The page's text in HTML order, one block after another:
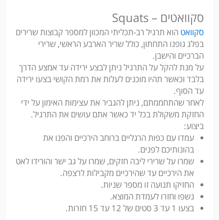
סקוואטים – Squats
סקוואט הוא תרגיל רב-תכליתי המכוון למספר קבוצות שרירים
בפלג גופנו התחתון, כולל שריר הארבע הראשי, שרירי
הברכיים והישבן.
על מנת להקל על התרגיל ניתן לבצע ירידה עד אמצע הדרך
בלבד וכאשר תהיו מוכנים לעלות את רמת הקושי בצעו ירידה
עד הסוף.
לאחר שהתחממתם, ניתן להגביר את עצימות האימון על ידי
החזקת משקולת בכל יד כאשר אתם עושים את התרגיל.
ביצוע:
עמדו עם כפות הרגליים ברוחב הירכיים והפנו את
בהונותיכם לפנים.
שמרו על שרירי ליבה חזקים, שמרו על גב ישר והורידו לאט
את הירכיים עד שהירכיים מקבילות לרצפה.
החזיקו תנועה זו מספר שניות.
נשפו וחזרו לעמדת המוצא.
בצעו 1 עד 3 סטים של 12 עד 15 חזרות.